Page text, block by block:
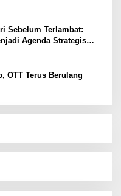
Sebelum Terlambat:
Agenda Strategis
OTT Terus Berulang